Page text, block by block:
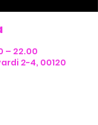
– 22.00
2-4, 00120